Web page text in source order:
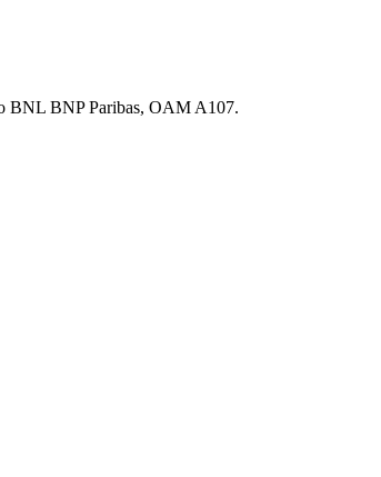
BNL BNP Paribas, OAM A107.